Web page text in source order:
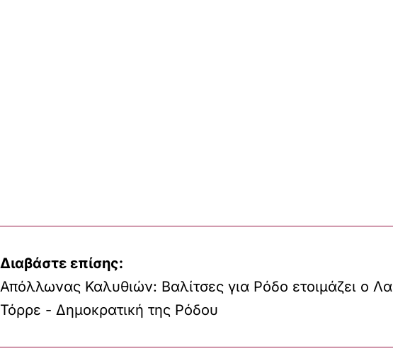
Διαβάστε επίσης:
Απόλλωνας Καλυθιών: Βαλίτσες για Ρόδο ετοιμάζει ο Λα
Τόρρε - Δημοκρατική της Ρόδου